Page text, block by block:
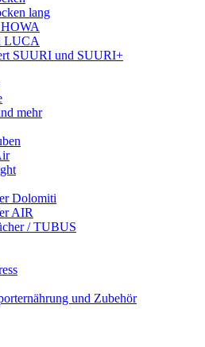
lang
LUCA
SUURI und SUURI+
mehr
Dolomiti
AIR
/ TUBUS
und Zubehör